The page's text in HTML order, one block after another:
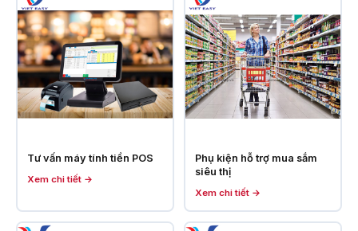
Tư vấn máy tính tiền POS
Xem chi tiết →
Phụ kiện hỗ trợ mua sắm
siêu thị
Xem chi tiết →